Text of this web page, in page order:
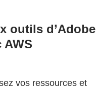
outils d’Adobe
AWS
vos ressources et